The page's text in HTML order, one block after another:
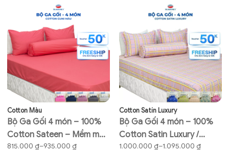
615.000 ₫
705.000 ₫
675.000 ₫
975.000 ₫
Cotton Màu
Bộ Ga Gối 4 món – 100%
Cotton Sateen – Mềm mại,
Thoáng mát
815.000₫–935.000₫
Khoảng
Cotton Satin Luxury
Bộ Ga Gối 4 món – 100%
Cotton Satin Luxury /
Galaxy Satin – mềm mại,
1.000.000 ₫–1.095.000 ₫
Khoảng